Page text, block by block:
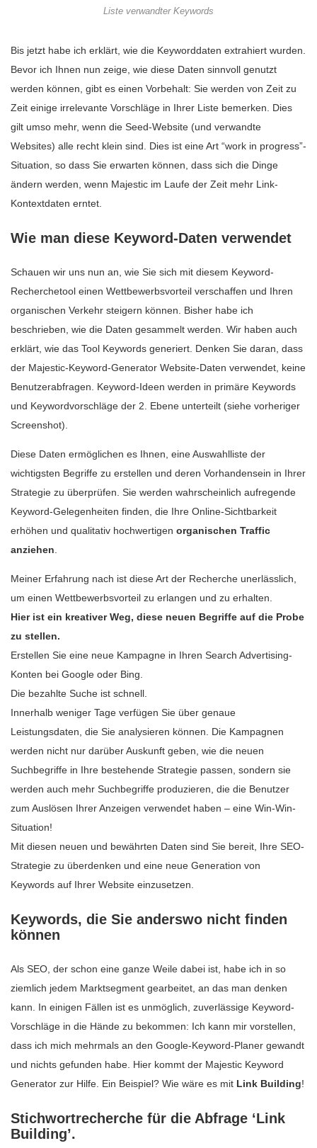
Liste verwandter Keywords
Bis jetzt habe ich erklärt, wie die Keyworddaten extrahiert wurden.
Bevor ich Ihnen nun zeige, wie diese Daten sinnvoll genutzt
werden können, gibt es einen Vorbehalt: Sie werden von Zeit zu
Zeit einige irrelevante Vorschläge in Ihrer Liste bemerken. Dies
gilt umso mehr, wenn die Seed-Website (und verwandte
Websites) alle recht klein sind. Dies ist eine Art “work in progress”-
Situation, so dass Sie erwarten können, dass sich die Dinge
ändern werden, wenn Majestic im Laufe der Zeit mehr Link-
Kontextdaten erntet.
Wie man diese Keyword-Daten verwendet
Schauen wir uns nun an, wie Sie sich mit diesem Keyword-
Recherchetool einen Wettbewerbsvorteil verschaffen und Ihren
organischen Verkehr steigern können. Bisher habe ich
beschrieben, wie die Daten gesammelt werden. Wir haben auch
erklärt, wie das Tool Keywords generiert. Denken Sie daran, dass
der Majestic-Keyword-Generator Website-Daten verwendet, keine
Benutzerabfragen. Keyword-Ideen werden in primäre Keywords
und Keywordvorschläge der 2. Ebene unterteilt (siehe vorheriger
Screenshot).
Diese Daten ermöglichen es Ihnen, eine Auswahlliste der
wichtigsten Begriffe zu erstellen und deren Vorhandensein in Ihrer
Strategie zu überprüfen. Sie werden wahrscheinlich aufregende
Keyword-Gelegenheiten finden, die Ihre Online-Sichtbarkeit
erhöhen und qualitativ hochwertigen organischen Traffic
anziehen
Meiner Erfahrung nach ist diese Art der Recherche unerlässlich,
um einen Wettbewerbsvorteil zu erlangen und zu erhalten.
Hier ist ein kreativer Weg, diese neuen Begriffe auf die Probe
zu stellen.
Erstellen Sie eine neue Kampagne in Ihren Search Advertising-
Konten bei Google oder Bing.
Die bezahlte Suche ist schnell.
Innerhalb weniger Tage verfügen Sie über genaue
Leistungsdaten, die Sie analysieren können. Die Kampagnen
werden nicht nur darüber Auskunft geben, wie die neuen
Suchbegriffe in Ihre bestehende Strategie passen, sondern sie
werden auch mehr Suchbegriffe produzieren, die die Benutzer
zum Auslösen Ihrer Anzeigen verwendet haben – eine Win-Win-
Situation!
Mit diesen neuen und bewährten Daten sind Sie bereit, Ihre SEO-
Strategie zu überdenken und eine neue Generation von
Keywords auf Ihrer Website einzusetzen.
Keywords, die Sie anderswo nicht finden
können
Als SEO, der schon eine ganze Weile dabei ist, habe ich in so
ziemlich jedem Marktsegment gearbeitet, an das man denken
kann. In einigen Fällen ist es unmöglich, zuverlässige Keyword-
Vorschläge in die Hände zu bekommen: Ich kann mir vorstellen,
dass ich mich mehrmals an den Google-Keyword-Planer gewandt
und nichts gefunden habe. Hier kommt der Majestic Keyword
Generator zur Hilfe. Ein Beispiel? Wie wäre es mit Link Building!
Stichwortrecherche für die Abfrage ‘Link
Building’.